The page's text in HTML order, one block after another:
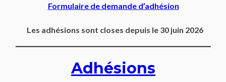
Formulaire de demande d’adhésion
Les adhésions sont closes depuis le 30 juin 2026
Adhésions